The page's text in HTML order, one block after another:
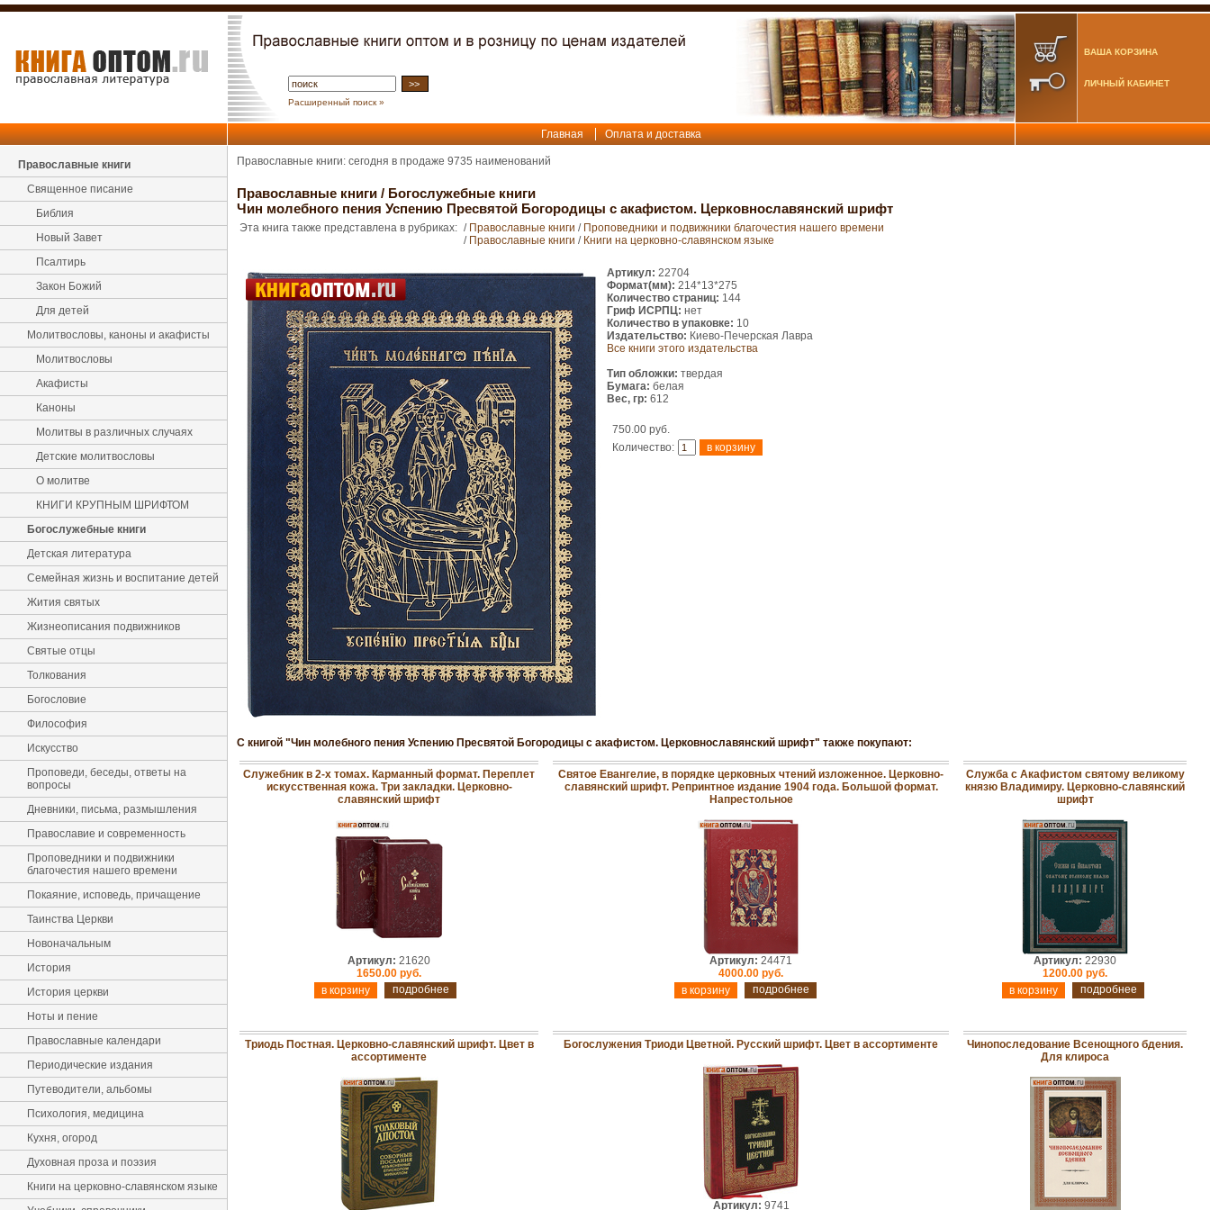
Расширенный поиск »
ВАША КОРЗИНА
ЛИЧНЫЙ КАБИНЕТ
Главная Оплата и доставка
Православные книги
Священное писание
Библия
Новый Завет
Псалтирь
Закон Божий
Для детей
Молитвословы, каноны и акафисты
Молитвословы
Акафисты
Каноны
Молитвы в различных случаях
Детские молитвословы
О молитве
КНИГИ КРУПНЫМ ШРИФТОМ
Богослужебные книги
Детская литература
Семейная жизнь и воспитание детей
Жития святых
Жизнеописания подвижников
Святые отцы
Толкования
Богословие
Философия
Искусство
Проповеди, беседы, ответы на
вопросы
Дневники, письма, размышления
Православие и современность
Проповедники и подвижники
благочестия нашего времени
Покаяние, исповедь, причащение
Таинства Церкви
Новоначальным
История
История церкви
Ноты и пение
Православные календари
Периодические издания
Путеводители, альбомы
Психология, медицина
Кухня, огород
Духовная проза и поэзия
Книги на церковно-славянском языке
Православные книги: сегодня в продаже 9735 наименований
Православные книги / Богослужебные книги
Чин молебного пения Успению Пресвятой Богородицы с акафистом. Церковнославянский шрифт
Эта книга также представлена в рубриках: / Православные книги / Проповедники и подвижники благочестия нашего времени
/ Православные книги / Книги на церковно-славянском языке
Артикул: 22704
Формат(мм): 214*13*275
Количество страниц: 144
Гриф ИСРПЦ: нет
Количество в упаковке: 10
Издательство: Киево-Печерская Лавра
Все книги этого издательства
Тип обложки: твердая
Бумага: белая
Вес, гр: 612
750.00 руб.
Количество:
С книгой "Чин молебного пения Успению Пресвятой Богородицы с акафистом. Церковнославянский шрифт" также покупают:
Служебник в 2-х томах. Карманный формат. Переплет
искусственная кожа. Три закладки. Церковно-
славянский шрифт
Артикул: 21620
1650.00 руб.
подробнее
Святое Евангелие, в порядке церковных чтений изложенное. Церковно-
славянский шрифт. Репринтное издание 1904 года. Большой формат.
Напрестольное
Артикул: 24471
4000.00 руб.
подробнее
Служба с Акафистом святому великому
князю Владимиру. Церковно-славянский
шрифт
Артикул: 22930
1200.00 руб.
подробнее
Триодь Постная. Церковно-славянский шрифт. Цвет в
ассортименте
Богослужения Триоди Цветной. Русский шрифт. Цвет в ассортименте
Артикул: 9741
Чинопоследование Всенощного бдения.
Для клироса